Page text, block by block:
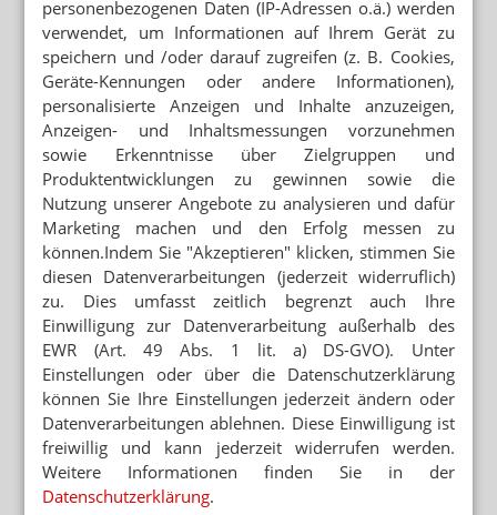
personenbezogenen Daten (IP-Adressen o.ä.) werden
verwendet, um Informationen auf Ihrem Gerät zu
speichern und /oder darauf zugreifen (z. B. Cookies,
Geräte-Kennungen oder andere Informationen),
personalisierte Anzeigen und Inhalte anzuzeigen,
Anzeigen- und Inhaltsmessungen vorzunehmen
sowie Erkenntnisse über Zielgruppen und
Produktentwicklungen zu gewinnen sowie die
Nutzung unserer Angebote zu analysieren und dafür
Marketing machen und den Erfolg messen zu
können.Indem Sie "Akzeptieren" klicken, stimmen Sie
diesen Datenverarbeitungen (jederzeit widerruflich)
zu. Dies umfasst zeitlich begrenzt auch Ihre
Einwilligung zur Datenverarbeitung außerhalb des
EWR (Art. 49 Abs. 1 lit. a) DS-GVO). Unter
Einstellungen oder über die Datenschutzerklärung
können Sie Ihre Einstellungen jederzeit ändern oder
Datenverarbeitungen ablehnen. Diese Einwilligung ist
freiwillig und kann jederzeit widerrufen werden.
Weitere Informationen finden Sie in der
Datenschutzerklärung.